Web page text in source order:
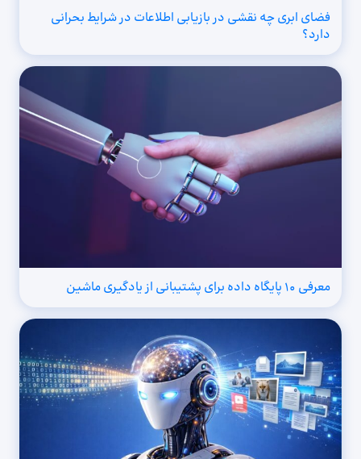
فضای ابری چه نقشی در بازیابی اطلاعات در شرایط بحرانی
دارد؟
معرفی ۱۰ پایگاه داده برای پشتیبانی از یادگیری ماشین